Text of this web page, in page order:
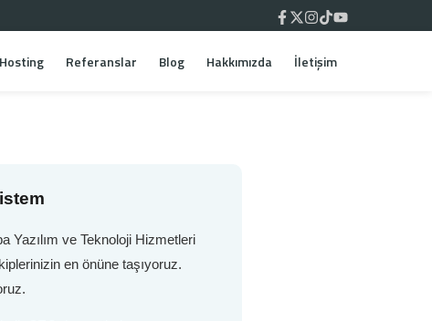
Hosting Referanslar Blog Hakkımızda İletişim
Yazılım ve Teknoloji Hizmetleri
en önüne taşıyoruz.